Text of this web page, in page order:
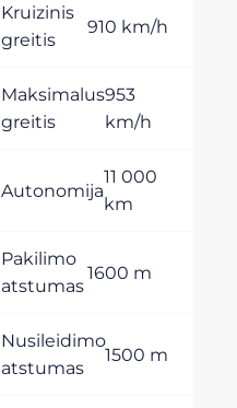
Kruizinis
greitis
910 km/h
Maksimalus
greitis
953
km/h
Autonomija
11 000
km
Pakilimo
atstumas
1600 m
Nusileidimo
atstumas
1500 m